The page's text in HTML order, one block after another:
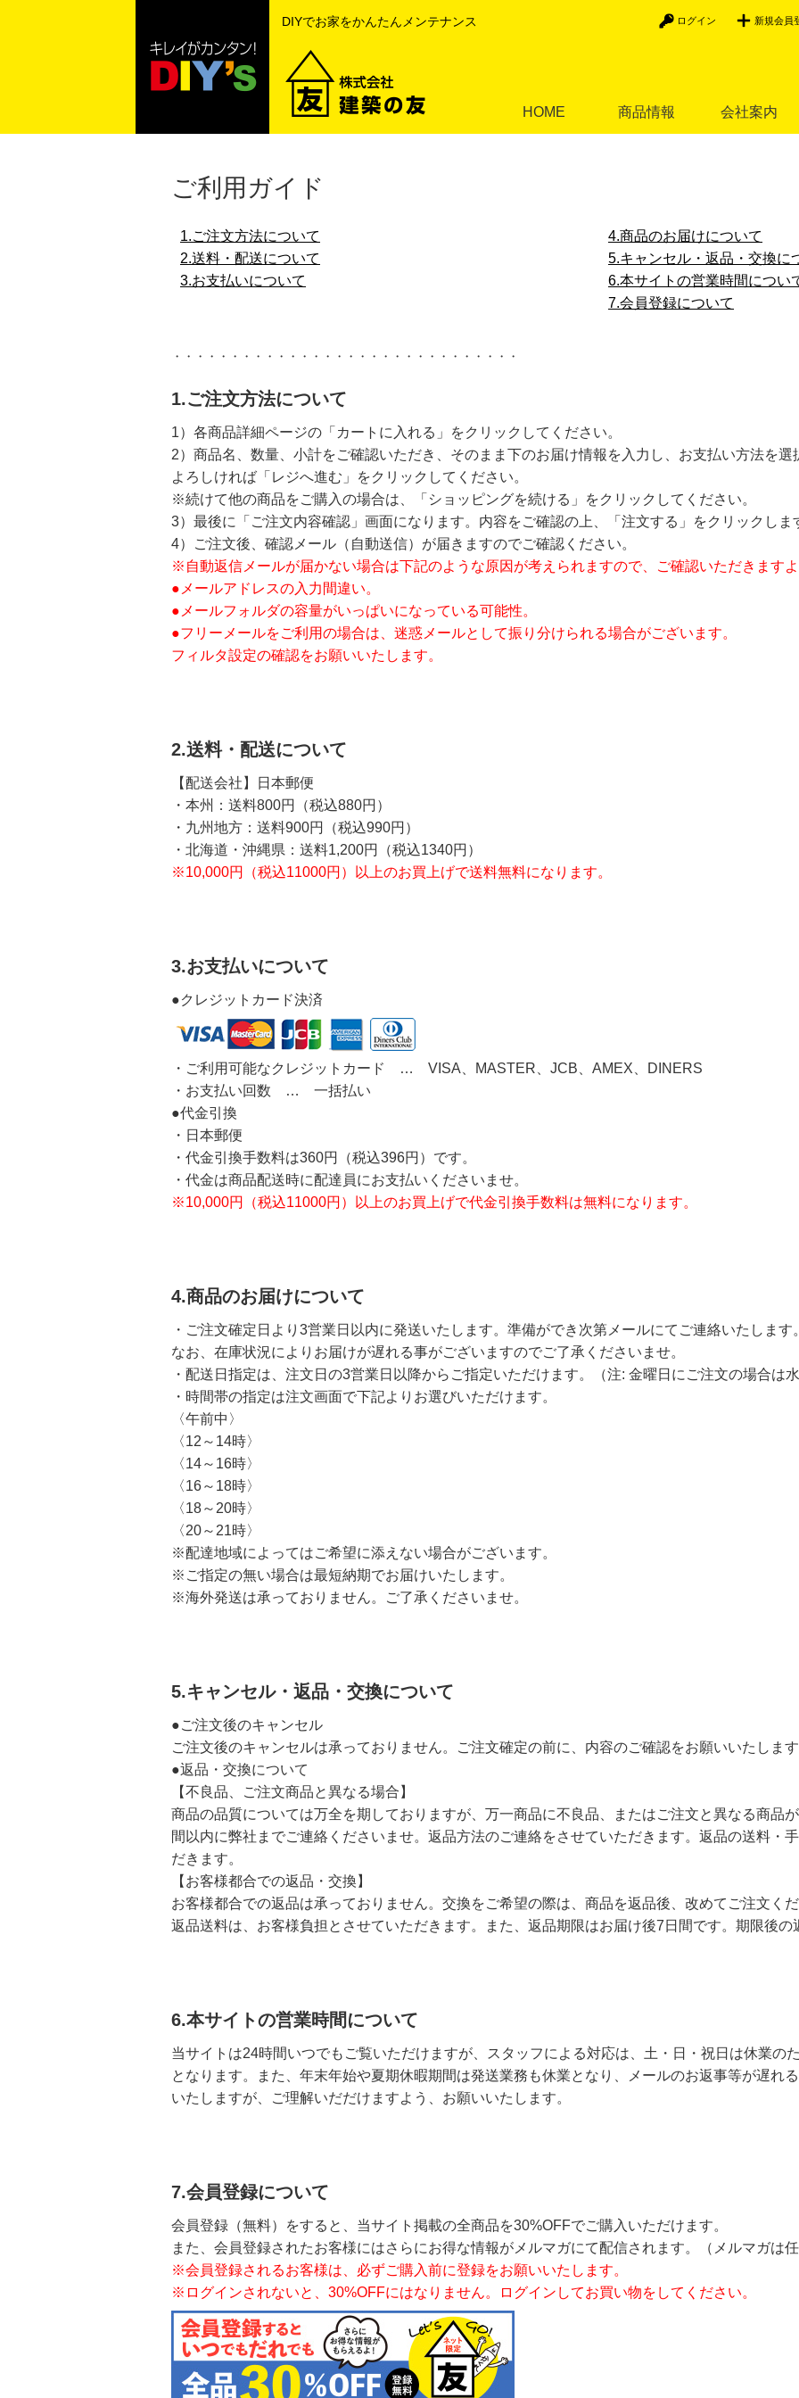
DIYでお家をかんたんメンテナンス 新規会員
ログイン
HOME 商品情報 会社案内
ご利用ガイド
1.ご注文方法について
2.送料・配送について
3.お支払いについて
4.商品のお届けについて
5.キャンセル・返品・交換に
6.本サイトの営業時間につい
7.会員登録について
・・・・・・・・・・・・・・・・・・・・・・・・・・・・・・
1.ご注文方法について
1）各商品詳細ページの「カートに入れる」をクリックしてください。
2）商品名、数量、小計をご確認いただき、そのまま下のお届け情報を入力し、お支払い方法を選
よろしければ「レジへ進む」をクリックしてください。
※続けて他の商品をご購入の場合は、「ショッピングを続ける」をクリックしてください。
3）最後に「ご注文内容確認」画面になります。内容をご確認の上、「注文する」をクリックしま
4）ご注文後、確認メール（自動送信）が届きますのでご確認ください。
※自動返信メールが届かない場合は下記のような原因が考えられますので、ご確認いただきますよ
●メールアドレスの入力間違い。
●メールフォルダの容量がいっぱいになっている可能性。
●フリーメールをご利用の場合は、迷惑メールとして振り分けられる場合がございます。
フィルタ設定の確認をお願いいたします。
2.送料・配送について
【配送会社】日本郵便
・本州：送料800円（税込880円）
・九州地方：送料900円（税込990円）
・北海道・沖縄県：送料1,200円（税込1340円）
※10,000円（税込11000円）以上のお買上げで送料無料になります。
3.お支払いについて
●クレジットカード決済
・ご利用可能なクレジットカード … VISA、MASTER、JCB、AMEX、DINERS
・お支払い回数 … 一括払い
●代金引換
・日本郵便
・代金引換手数料は360円（税込396円）です。
・代金は商品配送時に配達員にお支払いくださいませ。
※10,000円（税込11000円）以上のお買上げで代金引換手数料は無料になります。
4.商品のお届けについて
・ご注文確定日より3営業日以内に発送いたします。準備ができ次第メールにてご連絡いたします。
なお、在庫状況によりお届けが遅れる事がございますのでご了承くださいませ。
・配送日指定は、注文日の3営業日以降からご指定いただけます。（注: 金曜日にご注文の場合は水
・時間帯の指定は注文画面で下記よりお選びいただけます。
〈午前中〉
〈12～14時〉
〈14～16時〉
〈16～18時〉
〈18～20時〉
〈20～21時〉
※配達地域によってはご希望に添えない場合がございます。
※ご指定の無い場合は最短納期でお届けいたします。
※海外発送は承っておりません。ご了承くださいませ。
5.キャンセル・返品・交換について
●ご注文後のキャンセル
ご注文後のキャンセルは承っておりません。ご注文確定の前に、内容のご確認をお願いいたします
●返品・交換について
【不良品、ご注文商品と異なる場合】
商品の品質については万全を期しておりますが、万一商品に不良品、またはご注文と異なる商品
間以内に弊社までご連絡くださいませ。返品方法のご連絡をさせていただきます。返品の送料・
だきます。
【お客様都合での返品・交換】
お客様都合での返品は承っておりません。交換をご希望の際は、商品を返品後、改めてご注文くだ
返品送料は、お客様負担とさせていただきます。また、返品期限はお届け後7日間です。期限後の
6.本サイトの営業時間について
当サイトは24時間いつでもご覧いただけますが、スタッフによる対応は、土・日・祝日は休業の
となります。また、年末年始や夏期休暇期間は発送業務も休業となり、メールのお返事等が遅れ
いたしますが、ご理解いだだけますよう、お願いいたします。
7.会員登録について
会員登録（無料）をすると、当サイト掲載の全商品を30%OFFでご購入いただけます。
また、会員登録されたお客様にはさらにお得な情報がメルマガにて配信されます。（メルマガは任
※会員登録されるお客様は、必ずご購入前に登録をお願いいたします。
※ログインされないと、30%OFFにはなりません。ログインしてお買い物をしてください。